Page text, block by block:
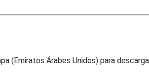
(Emiratos Árabes Unidos) para